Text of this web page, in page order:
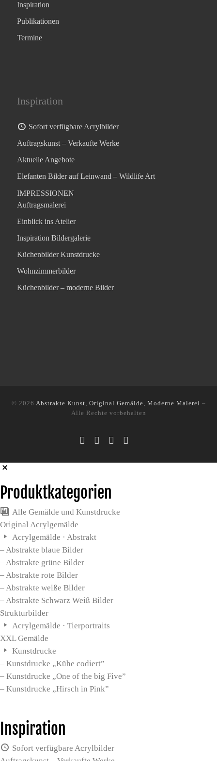
Inspiration
Publikationen
Termine
Inspiration
Sofort verfügbare Acrylbilder
Auftragskunst – Verkaufte Werke
Aktuelle Angebote
Elefanten Bilder auf Leinwand – Wildlife Art
IMPRESSIONEN
Auftragsmalerei
Einblick ins Atelier
Inspiration Bildergalerie
Küchenbilder Kunstdrucke
Wohnzimmerbilder
Küchenbilder – moderne Bilder
© 2026 Abstrakte Kunst, Original Gemälde, Moderne Malerei –
Alle Rechte vorbehalten
Produktkategorien
Alle Gemälde und Kunstdrucke
Original Acrylgemälde
Acrylgemälde · Abstrakt
– Abstrakte blaue Bilder
– Abstrakte grüne Bilder
– Abstrakte rote Bilder
– Abstrakte weiße Bilder
– Abstrakte Schwarz Weiß Bilder
Strukturbilder
Acrylgemälde · Tierportraits
XXL Gemälde
Kunstdrucke
– Kunstdrucke „Kühe codiert”
– Kunstdrucke „One of the big Five”
– Kunstdrucke „Hirsch in Pink”
Inspiration
Sofort verfügbare Acrylbilder